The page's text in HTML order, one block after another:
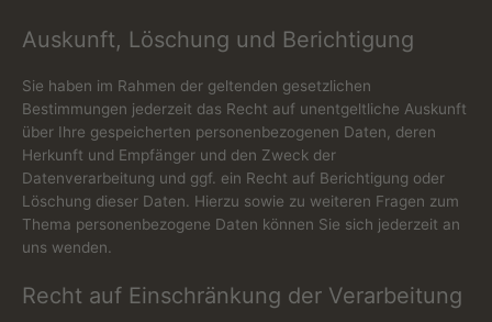
Auskunft, Löschung und Berichtigung
Sie haben im Rahmen der geltenden gesetzlichen
Bestimmungen jederzeit das Recht auf unentgeltliche Auskunft
über Ihre gespeicherten personenbezogenen Daten, deren
Herkunft und Empfänger und den Zweck der
Datenverarbeitung und ggf. ein Recht auf Berichtigung oder
Löschung dieser Daten. Hierzu sowie zu weiteren Fragen zum
Thema personenbezogene Daten können Sie sich jederzeit an
uns wenden.
Recht auf Einschränkung der Verarbeitung